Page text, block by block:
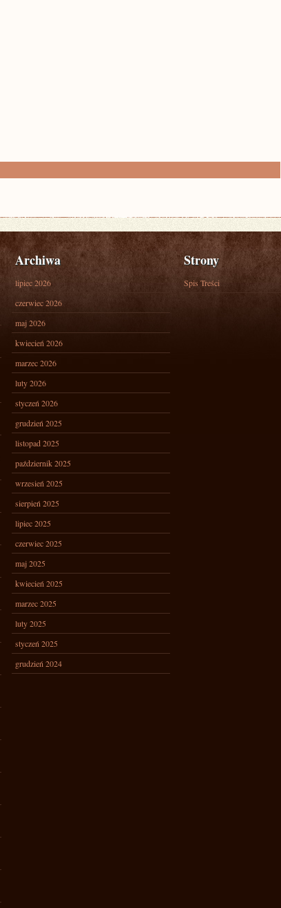
Archiwa
lipiec 2026
czerwiec 2026
maj 2026
kwiecień 2026
marzec 2026
luty 2026
styczeń 2026
grudzień 2025
listopad 2025
październik 2025
wrzesień 2025
sierpień 2025
lipiec 2025
czerwiec 2025
maj 2025
kwiecień 2025
marzec 2025
luty 2025
styczeń 2025
grudzień 2024
Strony
Spis Treści